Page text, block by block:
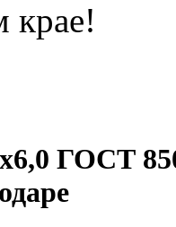
крае!
ГОСТ